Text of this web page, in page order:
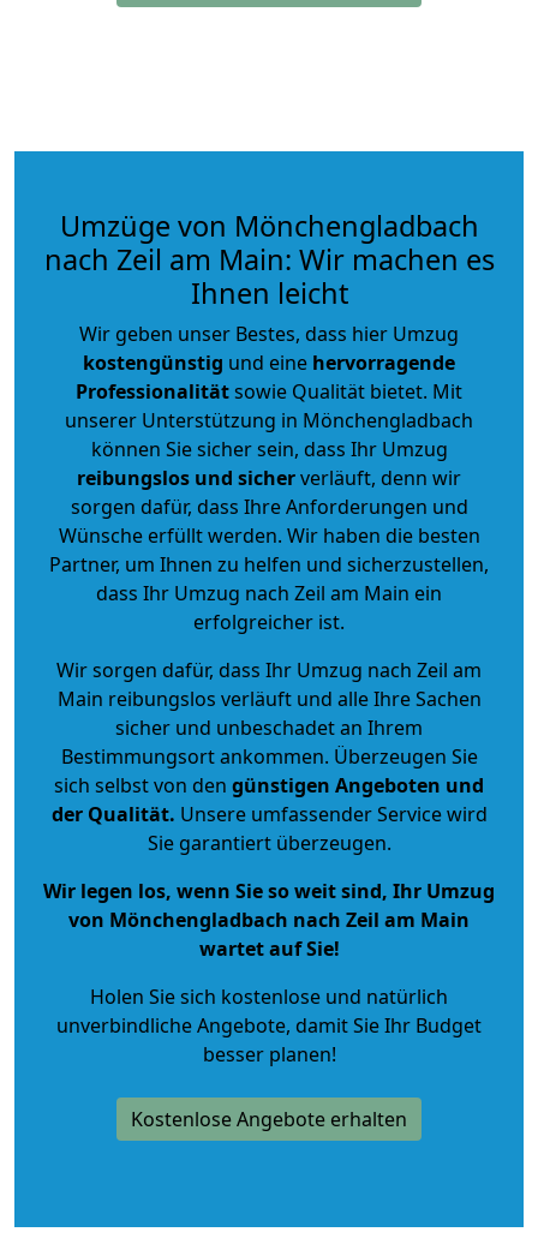
Umzüge von Mönchengladbach
nach Zeil am Main: Wir machen es
Ihnen leicht
Wir geben unser Bestes, dass hier Umzug
kostengünstig und eine hervorragende
Professionalitätsowie Qualität bietet. Mit
unserer Unterstützung in Mönchengladbach
können Sie sicher sein, dass Ihr Umzug
reibungslos und sicherverläuft, denn wir
sorgen dafür, dass Ihre Anforderungen und
Wünsche erfüllt werden. Wir haben die besten
Partner, um Ihnen zu helfen und sicherzustellen,
dass Ihr Umzug nach Zeil am Main ein
erfolgreicher ist.
Wir sorgen dafür, dass Ihr Umzug nach Zeil am
Main reibungslos verläuft und alle Ihre Sachen
sicher und unbeschadet an Ihrem
Bestimmungsort ankommen. Überzeugen Sie
sich selbst von den günstigen Angeboten und
der Qualität. Unsere umfassender Service wird
Sie garantiert überzeugen.
Wir legen los, wenn Sie so weit sind, Ihr Umzug
von Mönchengladbach nach Zeil am Main
wartet auf Sie!
Holen Sie sich kostenlose und natürlich
unverbindliche Angebote, damit Sie Ihr Budget
besser planen!
Kostenlose Angebote erhalten